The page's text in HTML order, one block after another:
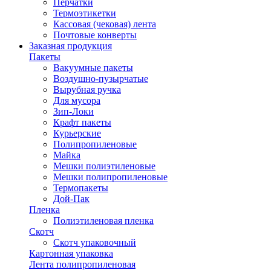
Термоэтикетки
Кассовая (чековая) лента
Почтовые конверты
Заказная продукция
Пакеты
Вакуумные пакеты
Воздушно-пузырчатые
Вырубная ручка
Для мусора
Зип-Локи
Крафт пакеты
Курьерские
Полипропиленовые
Майка
Мешки полиэтиленовые
Мешки полипропиленовые
Термопакеты
Дой-Пак
Пленка
Полиэтиленовая пленка
Скотч
Скотч упаковочный
Картонная упаковка
Лента полипропиленовая